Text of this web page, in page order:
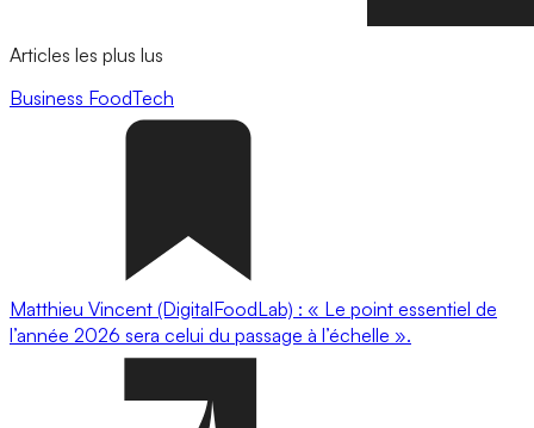
Articles les plus lus
Business FoodTech
Matthieu Vincent (DigitalFoodLab) : « Le point essentiel de
l’année 2026 sera celui du passage à l’échelle ».